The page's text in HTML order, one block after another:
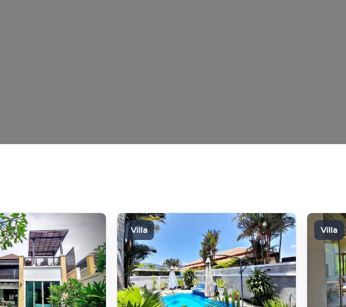
Villa Villa